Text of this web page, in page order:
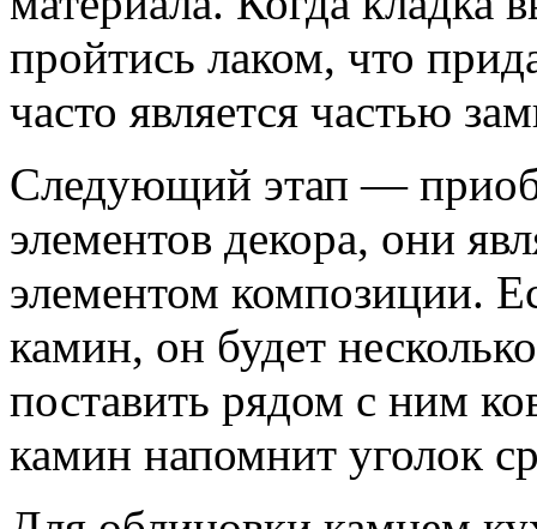
пройтись лаком, что
часто является частью
Следующий этап —
элементов декора, они
элементом композиции.
камин, он будет
поставить рядом с ним
камин напомнит уголок